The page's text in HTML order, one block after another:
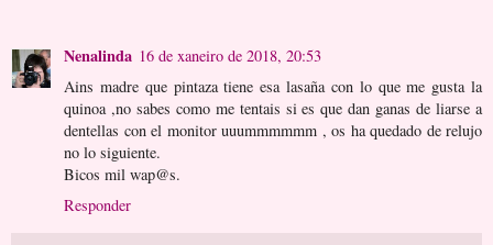
Nenalinda 16 de xaneiro de 2018, 20:53
Ains madre que pintaza tiene esa lasaña con lo que me gusta la
quinoa ,no sabes como me tentais si es que dan ganas de liarse a
dentellas con el monitor uuummmmmm , os ha quedado de relujo
no lo siguiente.
Bicos mil wap@s.
Responder